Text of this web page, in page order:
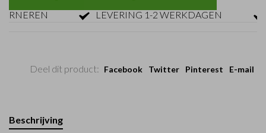
LEVERING 1-2 WERKDAGEN
Deel dit product: Facebook Twitter Pinterest E-mail
Beschrijving